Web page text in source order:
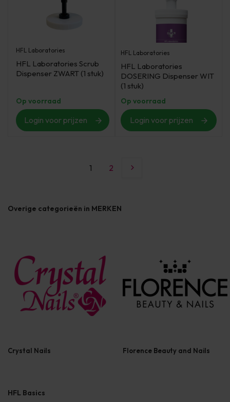
HFL Laboratories
HFL Laboratories Scrub
Dispenser ZWART (1 stuk)
Op voorraad
Login voor prijzen
HFL Laboratories
HFL Laboratories
DOSERING Dispenser WIT
(1 stuk)
Op voorraad
Login voor prijzen
1 2
Overige categorieën in MERKEN
Crystal Nails Florence Beauty and Nails
HFL Basics